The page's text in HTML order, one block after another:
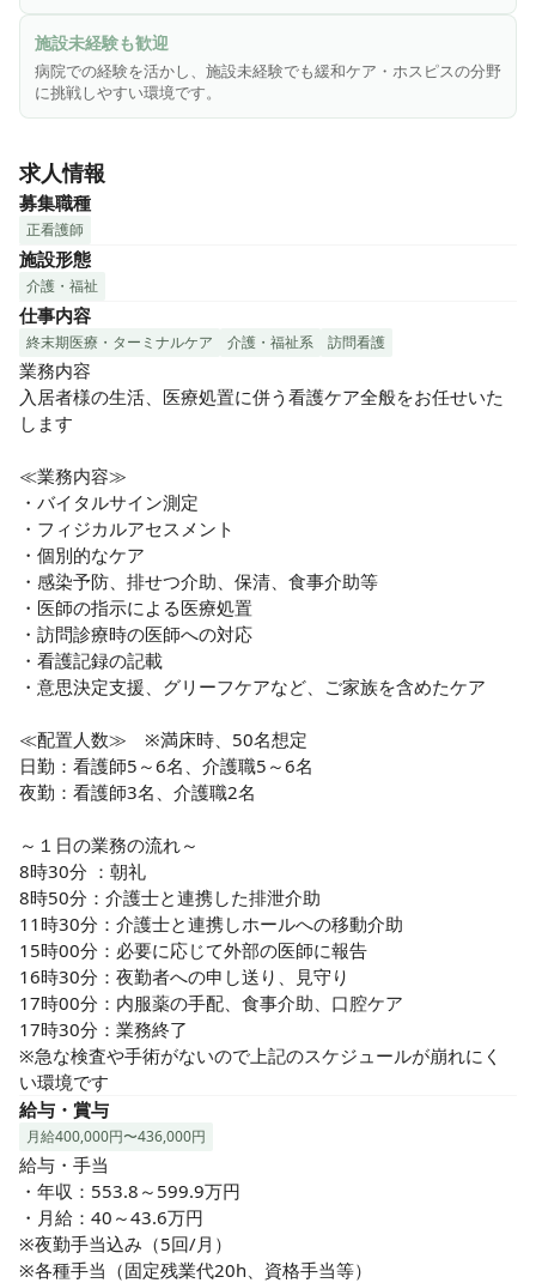
・施設未経験だけど働いてみたい方
施設未経験も歓迎
病院での経験を活かし、施設未経験でも緩和ケア・ホスピスの分野
に挑戦しやすい環境です。
求人情報
募集職種
正看護師
施設形態
介護・福祉
仕事内容
終末期医療・ターミナルケア 介護・福祉系 訪問看護
業務内容
入居者様の生活、医療処置に併う看護ケア全般をお任せいた
します
≪業務内容≫
・バイタルサイン測定
・フィジカルアセスメント
・個別的なケア
・感染予防、排せつ介助、保清、食事介助等
・医師の指示による医療処置
・訪問診療時の医師への対応
・看護記録の記載
・意思決定支援、グリーフケアなど、ご家族を含めたケア
≪配置人数≫　※満床時、50名想定
日勤：看護師5～6名、介護職5～6名
夜勤：看護師3名、介護職2名
～１日の業務の流れ～
8時30分 ：朝礼
8時50分：介護士と連携した排泄介助
11時30分：介護士と連携しホールへの移動介助
15時00分：必要に応じて外部の医師に報告
16時30分：夜勤者への申し送り、見守り
17時00分：内服薬の手配、食事介助、口腔ケア
17時30分：業務終了
※急な検査や手術がないので上記のスケジュールが崩れにく
い環境です
給与・賞与
月給400,000円〜436,000円
給与・手当
・年収：553.8～599.9万円
・月給：40～43.6万円
※夜勤手当込み（5回/月）
※各種手当（固定残業代20h、資格手当等）